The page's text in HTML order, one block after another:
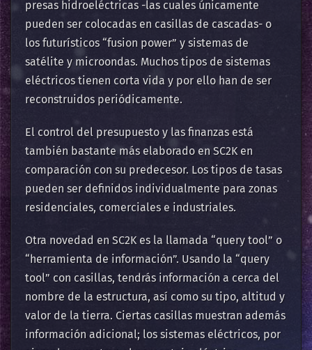
presas hidroeléctricas -las cuales únicamente
pueden ser colocadas en casillas de cascadas- o
los futurísticos “fusion power” y sistemasde
satélite y microondas. Muchos tipos de sistemas
eléctricos tienen corta vida y por ello han de ser
reconstruidos periódicamente.
El control del presupuesto y las finanzas está
también bastante más elaborado en SC2K en
comparación con su predecesor. Los tipos de tasas
pueden ser definidos individualmente para zonas
residenciales, comerciales e industriales.
Otra novedad en SC2K es la llamada “query tool” o
“herramienta de información”. Usando la “query
tool” con casillas, tendrás información a cerca del
nombre de la estructura, así como su tipo, altitud y
valor de la tierra. Ciertas casillas muestran además
información adicional; los sistemas eléctricos, por